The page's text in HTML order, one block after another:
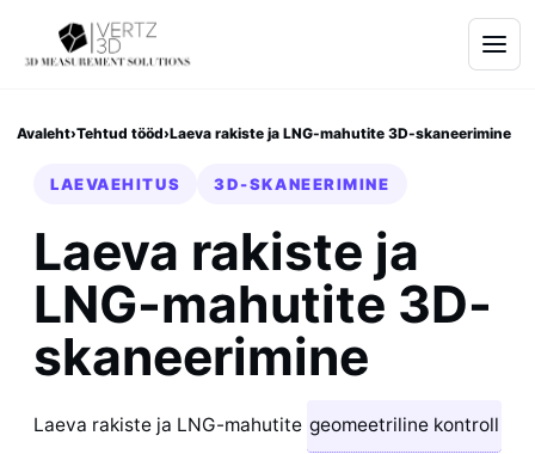
Avaleht›Tehtud tööd›Laeva rakiste ja LNG-mahutite 3D-skaneerimine
LAEVAEHITUS 3D-SKANEERIMINE
Laeva rakiste ja
LNG-mahutite 3D-
skaneerimine
Laeva rakiste ja LNG-mahutite geomeetriline kontroll